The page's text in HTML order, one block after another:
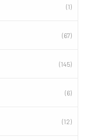
(1)
(67)
(145)
(6)
(12)